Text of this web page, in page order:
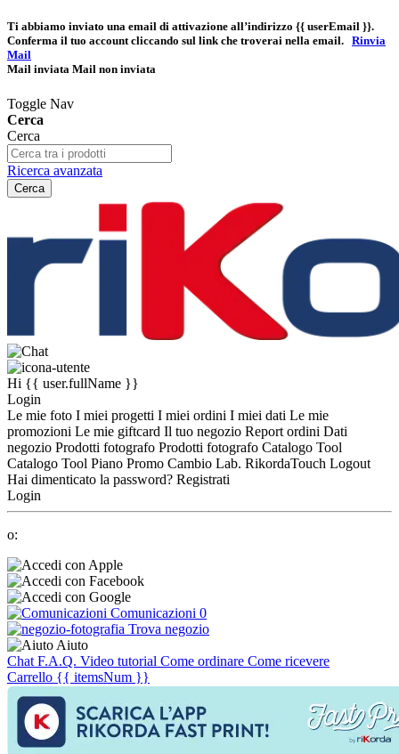
Ti abbiamo inviato una email di attivazione all’indirizzo {{ userEmail }}.
Conferma il tuo account cliccando sul link che troverai nella email. Rinvia
Mail
Mail inviata Mail non inviata
Toggle Nav
Cerca
Cerca
Ricerca avanzata
Cerca
Hi {{ user.fullName }}
Login
Le mie foto I miei progetti I miei ordini I miei dati Le mie
promozioni Le mie giftcard Il tuo negozio Report ordini Dati
negozio Prodotti fotografo Prodotti fotografo Catalogo Tool
Catalogo Tool Piano Promo Cambio Lab. RikordaTouch Logout
Hai dimenticato la password? Registrati
Login
o:
Comunicazioni 0
Trova negozio
Aiuto
Chat F.A.Q. Video tutorial Come ordinare Come ricevere
Carrello {{ itemsNum }}